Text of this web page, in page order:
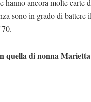
hanno ancora molte carte
sono in grado di battere
quella di nonna Marietta